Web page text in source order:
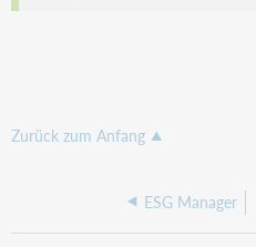
Zurück zum Anfang
ESG Manager